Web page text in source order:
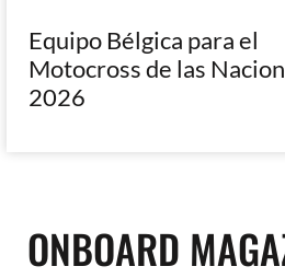
Equipo Bélgica para el
Motocross de las
2026
ONBOARD